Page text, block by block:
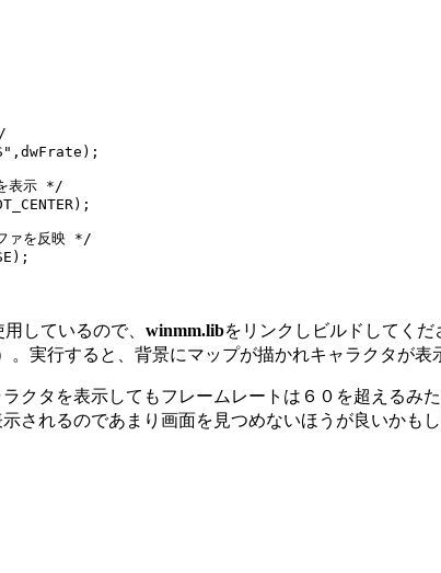
表示 */
ァを反映 */
用しているので、winmm.libをリンクしビルドしてくだ
。実行すると、背景にマップが描かれキャラクタが表
クタを表示してもフレームレートは６０を超えるみ
されるのであまり画面を見つめないほうが良いかもし